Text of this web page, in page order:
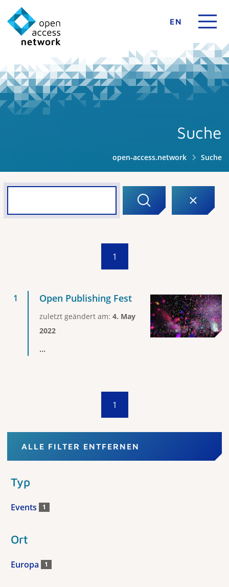
EN
Suche
open-access.network Suche
1
Open Publishing Fest
zuletzt geändert am: 4. May
2022
...
1
ALLE FILTER ENTFERNEN
Typ
Events 1
Ort
Europa 1